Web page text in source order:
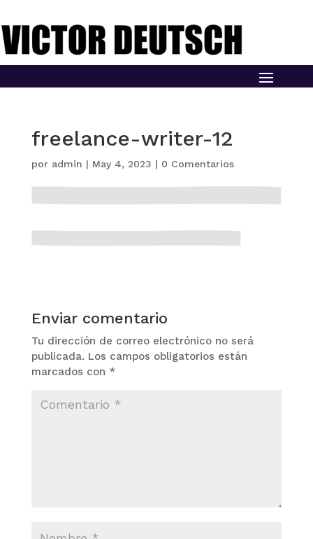
freelance-writer-12
por admin | May 4, 2023 | 0 Comentarios
Enviar comentario
Tu dirección de correo electrónico no será
publicada. Los campos obligatorios están
marcados con *